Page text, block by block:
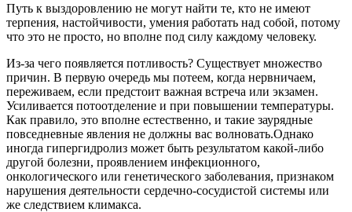
Путь к выздоровлению не могут найти те, кто не имеют
терпения, настойчивости, умения работать над собой, потому
что это не просто, но вполне под силу каждому человеку.
Из-за чего появляется потливость? Существует множество
причин. В первую очередь мы потеем, когда нервничаем,
переживаем, если предстоит важная встреча или экзамен.
Усиливается потоотделение и при повышении температуры.
Как правило, это вполне естественно, и такие заурядные
повседневные явления не должны вас волновать.Однако
иногда гипергидролиз может быть результатом какой-либо
другой болезни, проявлением инфекционного,
онкологического или генетического заболевания, признаком
нарушения деятельности сердечно-сосудистой системы или
же следствием климакса.